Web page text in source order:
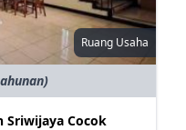
Ruang Usaha
Sriwijaya Cocok